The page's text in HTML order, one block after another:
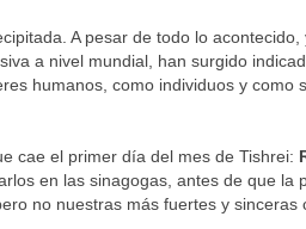
A pesar de todo lo
a nivel mundial, han surgido
humanos, como individuos y como
cae el primer día del mes de Tishrei:
en las sinagogas, antes de que la
no nuestras más fuertes y sinceras